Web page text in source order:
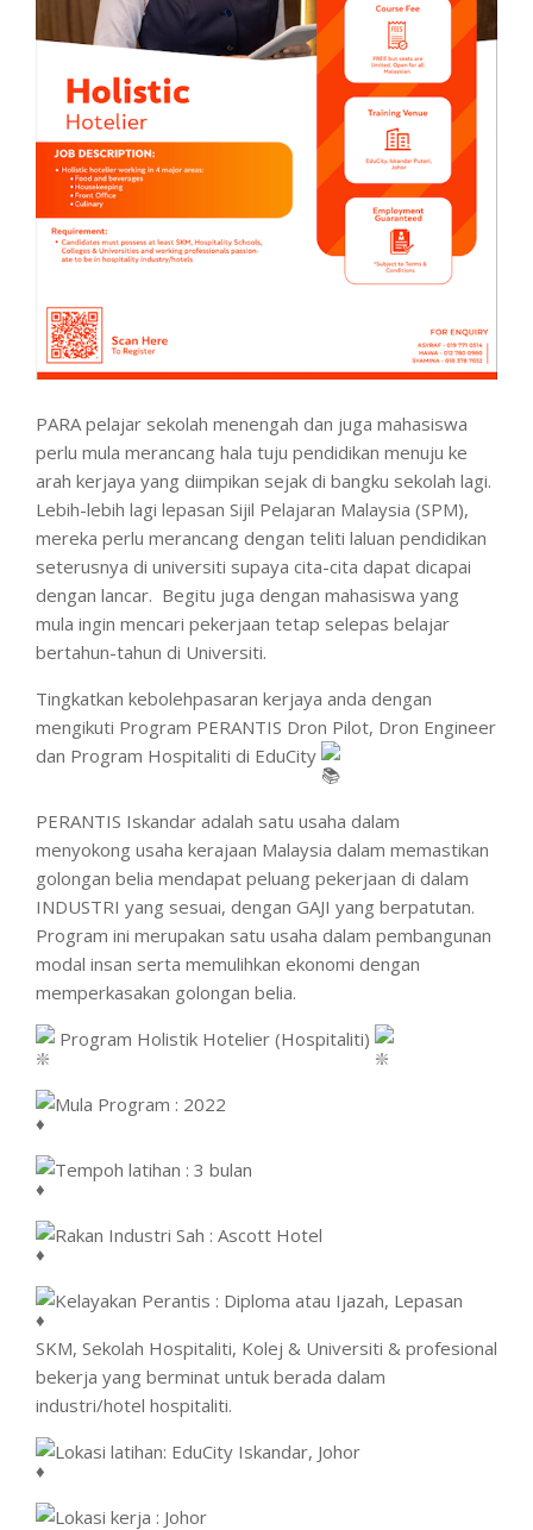
PARA pelajar sekolah menengah dan juga mahasiswa
perlu mula merancang hala tuju pendidikan menuju ke
arah kerjaya yang diimpikan sejak di bangku sekolah lagi.
Lebih-lebih lagi lepasan Sijil Pelajaran Malaysia (SPM),
mereka perlu merancang dengan teliti laluan pendidikan
seterusnya di universiti supaya cita-cita dapat dicapai
dengan lancar. Begitu juga dengan mahasiswa yang
mula ingin mencari pekerjaan tetap selepas belajar
bertahun-tahun di Universiti.
Tingkatkan kebolehpasaran kerjaya anda dengan
mengikuti Program PERANTIS Dron Pilot, Dron Engineer
dan Program Hospitaliti di EduCity
PERANTIS Iskandar adalah satu usaha dalam
menyokong usaha kerajaan Malaysia dalam memastikan
golongan belia mendapat peluang pekerjaan di dalam
INDUSTRI yang sesuai, dengan GAJI yang berpatutan.
Program ini merupakan satu usaha dalam pembangunan
modal insan serta memulihkan ekonomi dengan
memperkasakan golongan belia.
Program Holistik Hotelier (Hospitaliti)
Mula Program : 2022
Tempoh latihan : 3 bulan
Rakan Industri Sah : Ascott Hotel
Kelayakan Perantis : Diploma atau Ijazah, Lepasan
SKM, Sekolah Hospitaliti, Kolej & Universiti & profesional
bekerja yang berminat untuk berada dalam
industri/hotel hospitaliti.
Lokasi latihan: EduCity Iskandar, Johor
Lokasi kerja : Johor